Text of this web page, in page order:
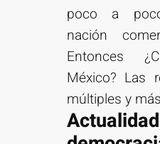
poco a
nación
Entonces
México? Las
múltiples y